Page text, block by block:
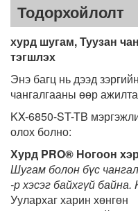
Тодорхойлолт
хурд шугам, Туузан
тэгшлэх
Энэ багц нь дээд
чангалгааны өөр
KX-6850-ST-TB
олох болно:
Хурд PRO® Ногоон
Шугам болон бүс
-р хэсэг байхгүй байна.
Уулархаг харин хөнгөн